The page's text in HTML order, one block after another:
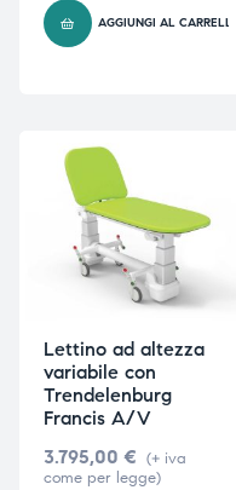
AGGIUNGI AL CARRELLO
Lettino ad altezza
variabile con
Trendelenburg
Francis A/V
3.795,00 € (+ iva
come per legge)